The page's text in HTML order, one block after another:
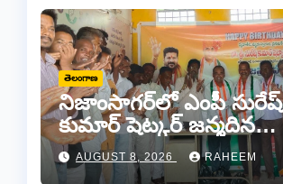
తెలంగాణ
నిజాంసాగర్‌లో ఎంపీ సురేష్
కుమార్ షెట్కర్ జన్మదిన
వేడుకలు..
AUGUST 8, 2026 RAHEEM